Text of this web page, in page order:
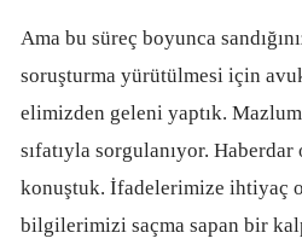
Ama bu süreç boyunca
soruşturma yürütülmesi için
elimizden geleni yaptık.
sıfatıyla sorgulanıyor.
konuştuk. İfadelerimize ihtiyaç
bilgilerimizi saçma sapan bir